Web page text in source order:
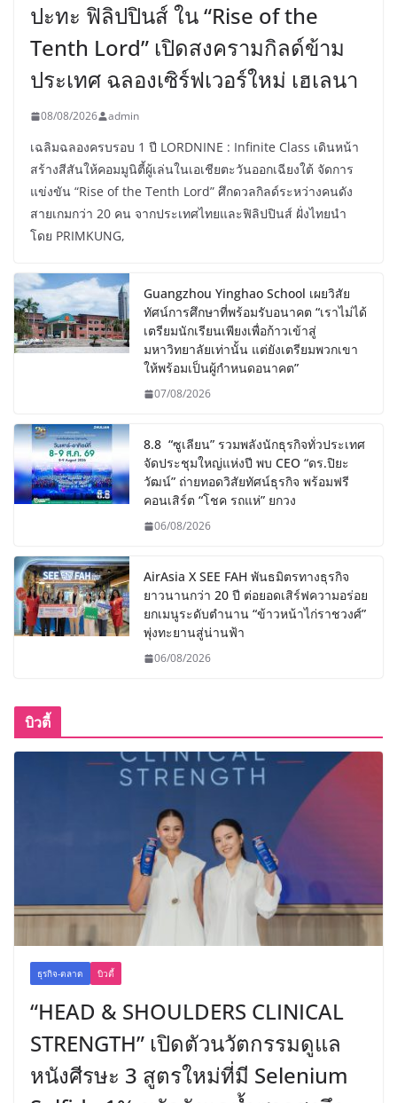
ปะทะ ฟิลิปปินส์ ใน “Rise of the
Tenth Lord” เปิดสงครามกิลด์ข้าม
ประเทศ ฉลองเซิร์ฟเวอร์ใหม่ เฮเลนา
08/08/2026 admin
เฉลิมฉลองครบรอบ 1 ปี LORDNINE : Infinite Class เดินหน้า
สร้างสีสันให้คอมมูนิตี้ผู้เล่นในเอเชียตะวันออกเฉียงใต้ จัดการ
แข่งขัน “Rise of the Tenth Lord” ศึกดวลกิลด์ระหว่างคนดัง
สายเกมกว่า 20 คน จากประเทศไทยและฟิลิปปินส์ ฝั่งไทยนำ
โดย PRIMKUNG,
Guangzhou Yinghao School เผยวิสัย
ทัศน์การศึกษาที่พร้อมรับอนาคต “เราไม่ได้
เตรียมนักเรียนเพียงเพื่อก้าวเข้าสู่
มหาวิทยาลัยเท่านั้น แต่ยังเตรียมพวกเขา
ให้พร้อมเป็นผู้กำหนดอนาคต”
07/08/2026
8.8 “ซูเลียน” รวมพลังนักธุรกิจทั่วประเทศ
จัดประชุมใหญ่แห่งปี พบ CEO “ดร.ปิยะ
วัฒน์” ถ่ายทอดวิสัยทัศน์ธุรกิจ พร้อมฟรี
คอนเสิร์ต “โชค รถแห่” ยกวง
06/08/2026
AirAsia X SEE FAH พันธมิตรทางธุรกิจ
ยาวนานกว่า 20 ปี ต่อยอดเสิร์ฟความอร่อย
ยกเมนูระดับตำนาน “ข้าวหน้าไก่ราชวงศ์”
พุ่งทะยานสู่น่านฟ้า
06/08/2026
บิวตี้
ธุรกิจ-ตลาด บิวตี้
“HEAD & SHOULDERS CLINICAL
STRENGTH” เปิดตัวนวัตกรรมดูแล
หนังศีรษะ 3 สูตรใหม่ที่มี Selenium